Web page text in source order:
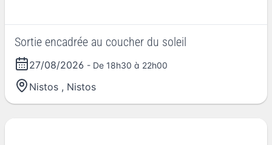
Sortie encadrée au coucher du soleil
27/08/2026 - De 18h30 à 22h00
Nistos , Nistos